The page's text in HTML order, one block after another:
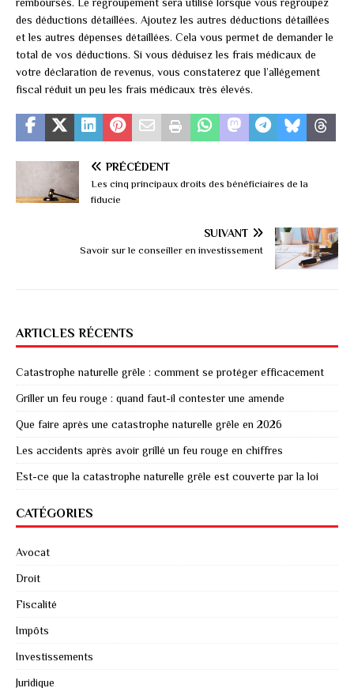
des déductions détaillées. Ajoutez les autres déductions détaillées
et les autres dépenses détaillées. Cela vous permet de demander le
total de vos déductions. Si vous déduisez les frais médicaux de
votre déclaration de revenus, vous constaterez que l’allégement
fiscal réduit un peu les frais médicaux très élevés.
PRÉCÉDENT
Les cinq principaux droits des bénéficiaires de la
fiducie
SUIVANT
Savoir sur le conseiller en investissement
ARTICLES RÉCENTS
Catastrophe naturelle grêle : comment se protéger efficacement
Griller un feu rouge : quand faut-il contester une amende
Que faire après une catastrophe naturelle grêle en 2026
Les accidents après avoir grillé un feu rouge en chiffres
Est-ce que la catastrophe naturelle grêle est couverte par la loi
CATÉGORIES
Avocat
Droit
Fiscalité
Impôts
Investissements
Juridique